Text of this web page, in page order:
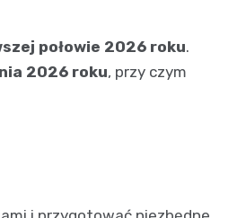
połowie 2026 roku.
2026 roku, przy czym